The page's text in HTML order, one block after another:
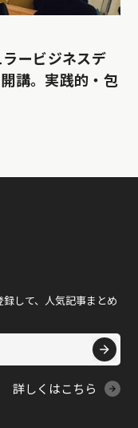
ラービジネスデ
講。実践的・包
して、人気記事まとめ
詳しくはこちら